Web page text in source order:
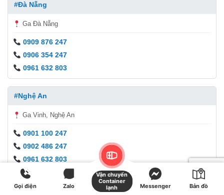
#Đà Nẵng
Ga Đà Nẵng
0909 876 247
0906 354 247
0961 632 803
#Nghệ An
Ga Vinh, Nghệ An
0901 100 247
0902 486 247
0961 632 803
#Hà Nội
Gọi điện Zalo
Vận chuyển
Container
lạnh
Messenger Bản đồ